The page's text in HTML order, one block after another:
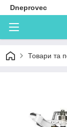
Dneprovec
Товари та